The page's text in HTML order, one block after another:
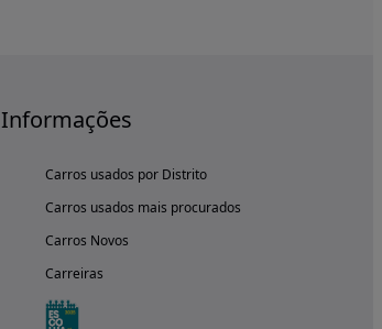
Informações
Carros usados por Distrito
Carros usados mais procurados
Carros Novos
Carreiras